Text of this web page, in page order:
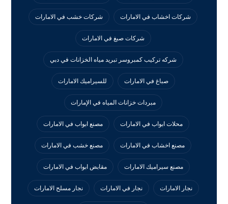
شركات اخشاب في الامارات شركات خشب في الامارات
شركات صبغ في الامارات
شركه تركيب كمبروسر تبريد مياه الخزانات في دبي
صباغ في الامارات للسيراميك الامارات
مبردات خزانات المياه في الإمارات
محلات ابواب في الامارات مصنع ابواب في الامارات
مصنع اخشاب في الامارات مصنع خشب في الامارات
مصنع سيراميك الامارات مقابض ابواب في الامارات
نجار الامارات نجار في الامارات نجار مسلح الامارات